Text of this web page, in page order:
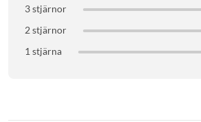
3 stjärnor
2 stjärnor
1 stjärna